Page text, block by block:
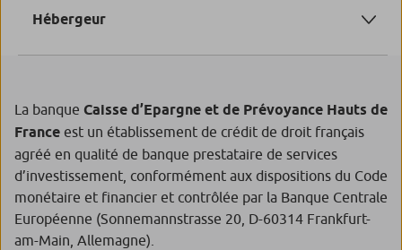
Surveillance. Capital social de 1 000 000 000 € – Siège
social : 612 rue de la Chaude Rivière 59800 LILLE –
383 000 692 RCS Lille Métropole Code NAF 6419 Z –
FR34383000692 – Titulaire de la carte
professionnelle «Transaction sur immeubles et fonds
de commerce sans perception de fonds, effets ou
valeurs » n° CPI 8001 2016 000 009 207 délivrée par
la CCI Grand Lille – Garantie financière : CEGC, 59
avenue Pierre Mendès France, 75013 PARIS
du Directoire
Hébergeur
75013 Paris
Tél : 09.72.72.01.73
La banque Caisse d’Epargne et de Prévoyance Hauts de
France est un établissement de crédit de droit français
agréé en qualité de banque prestataire de services
d’investissement, conformément aux dispositions du Code
monétaire et financier et contrôlée par la Banque Centrale
Européenne (Sonnemannstrasse 20, D-60314 Frankfurt-
am-Main, Allemagne).